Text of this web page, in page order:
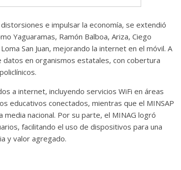
e impulsar la economía, se extendió
Yaguaramas, Ramón Balboa, Ariza, Ciego
San Juan, mejorando la internet en el móvil. A
en organismos estatales, con cobertura
a internet, incluyendo servicios WiFi en áreas
educativos conectados, mientras que el MINSAP
nacional. Por su parte, el MINAG logró
facilitando el uso de dispositivos para una
y valor agregado.
0